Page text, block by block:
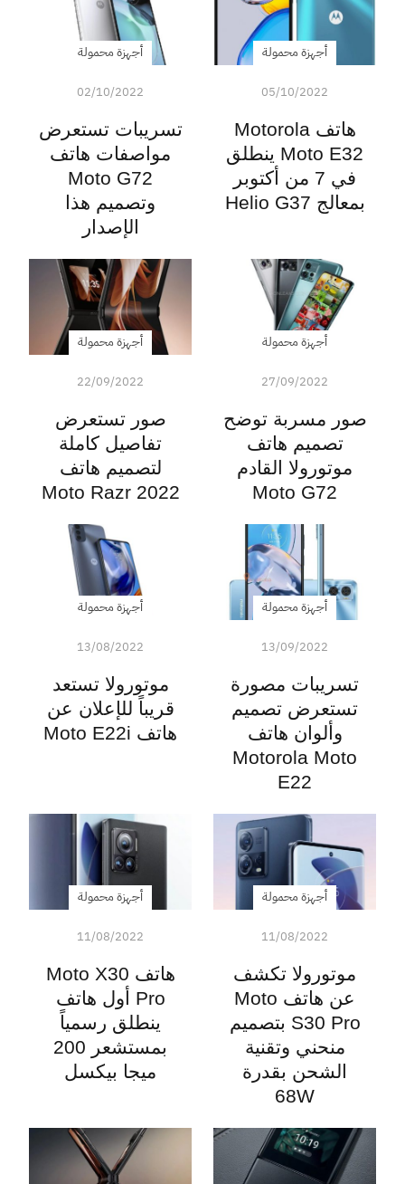
أجهزة محمولة
05/10/2022
هاتف Motorola
Moto E32 ينطلق
في 7 من أكتوبر
بمعالج Helio G37
أجهزة محمولة
02/10/2022
تسريبات تستعرض
مواصفات هاتف
Moto G72
وتصميم هذا
الإصدار
أجهزة محمولة
27/09/2022
صور مسربة توضح
تصميم هاتف
موتورولا القادم
Moto G72
أجهزة محمولة
22/09/2022
صور تستعرض
تفاصيل كاملة
لتصميم هاتف
Moto Razr 2022
أجهزة محمولة
13/09/2022
تسريبات مصورة
تستعرض تصميم
وألوان هاتف
Motorola Moto
E22
أجهزة محمولة
13/08/2022
موتورولا تستعد
قريباً للإعلان عن
هاتف Moto E22i
أجهزة محمولة
11/08/2022
موتورولا تكشف
عن هاتف Moto
S30 Pro بتصميم
منحني وتقنية
الشحن بقدرة
68W
أجهزة محمولة
11/08/2022
هاتف Moto X30
Pro أول هاتف
ينطلق رسمياً
بمستشعر 200
ميجا بيكسل